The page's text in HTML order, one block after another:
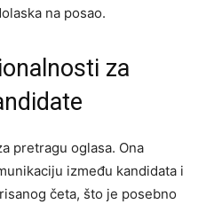
na posao.
za
pretragu oglasa. Ona
između kandidata i
četa, što je posebno